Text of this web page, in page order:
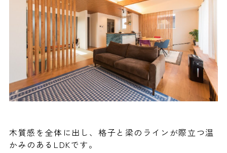
木質感を全体に出し、格子と梁のラインが際立つ温
かみのあるLDKです。